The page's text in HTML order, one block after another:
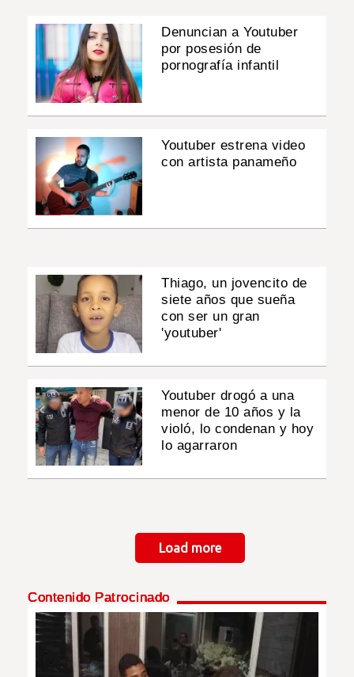
Denuncian a Youtuber
por posesión de
pornografía infantil
Youtuber estrena video
con artista panameño
Thiago, un jovencito de
siete años que sueña
con ser un gran
'youtuber'
Youtuber drogó a una
menor de 10 años y la
violó, lo condenan y hoy
lo agarraron
Load more
Contenido Patrocinado